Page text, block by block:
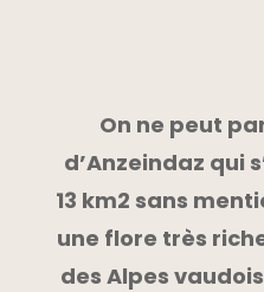
On ne peut
d’Anzeindaz qui
13 km2 sans
une flore très
des Alpes